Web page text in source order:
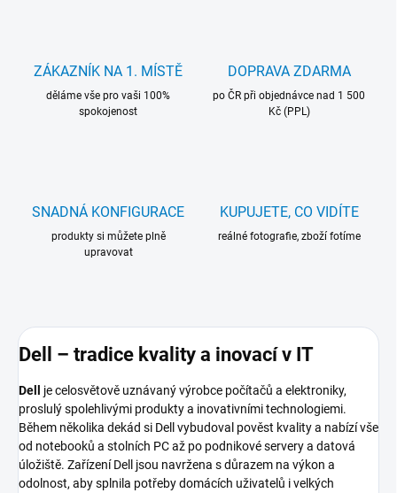
ZÁKAZNÍK NA 1. MÍSTĚ
děláme vše pro vaši 100%
spokojenost
DOPRAVA ZDARMA
po ČR při objednávce nad 1 500
Kč (PPL)
SNADNÁ KONFIGURACE
produkty si můžete plně
upravovat
KUPUJETE, CO VIDÍTE
reálné fotografie, zboží fotíme
Dell – tradice kvality a inovací v IT
Dell
je celosvětově uznávaný výrobce počítačů a elektroniky,
proslulý spolehlivými produkty a inovativními technologiemi.
Během několika dekád si Dell vybudoval pověst kvality a nabízí vše
od notebooků a stolních PC až po podnikové servery a datová
úložiště. Zařízení Dell jsou navržena s důrazem na výkon a
odolnost, aby splnila potřeby domácích uživatelů i velkých